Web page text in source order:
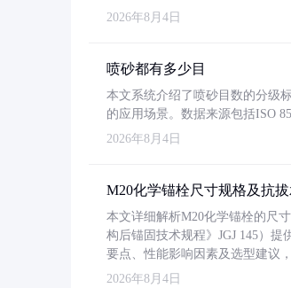
2026年8月4日
喷砂都有多少目
本文系统介绍了喷砂目数的分级
的应用场景。数据来源包括ISO
2026年8月4日
M20化学锚栓尺寸规格及抗
本文详细解析M20化学锚栓的尺
构后锚固技术规程》JGJ 145）
要点、性能影响因素及选型建议
2026年8月4日